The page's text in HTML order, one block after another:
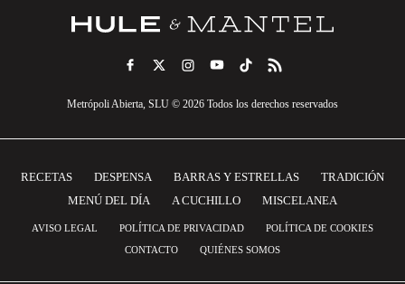
Metrópoli Abierta, SLU © 2026 Todos los derechos reservados
RECETAS DESPENSA BARRAS Y ESTRELLAS
TRADICIÓN
MENÚ DEL DÍA
A CUCHILLO MISCELANEA
AVISO LEGAL POLÍTICA DE PRIVACIDAD
POLÍTICA DE COOKIES
CONTACTO
QUIÉNES SOMOS